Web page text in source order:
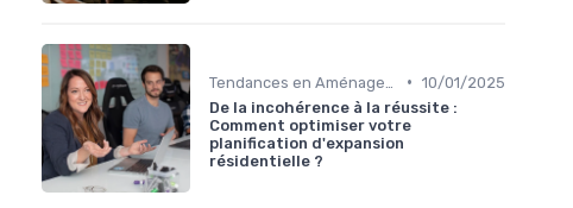
• 10/01/2025
De la incohérence à la réussite :
Comment optimiser votre
planification d'expansion
résidentielle ?